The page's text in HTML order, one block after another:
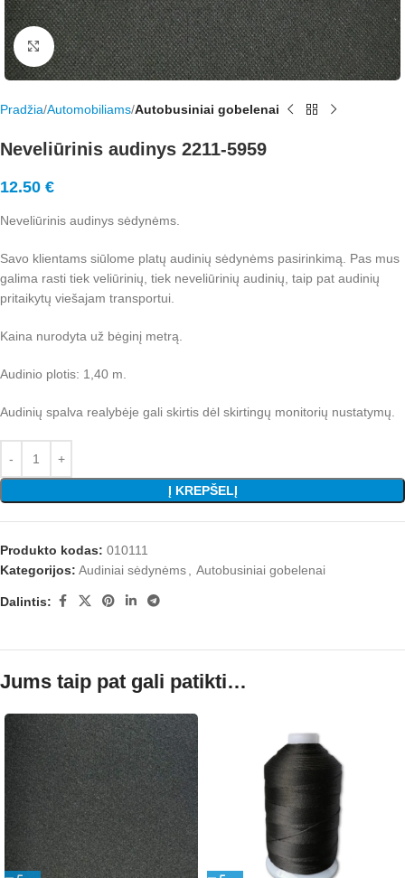
Rodyti nuotrauką visame ekrane
Pradžia Automobiliams Autobusiniai gobelenai
Neveliūrinis audinys 2211-5959
12.50 €
Neveliūrinis audinys sėdynėms.
Savo klientams siūlome platų audinių sėdynėms pasirinkimą. Pas mus
galima rasti tiek veliūrinių, tiek neveliūrinių audinių, taip pat audinių
pritaikytų viešajam transportui.
Kaina nurodyta už bėginį metrą.
Audinio plotis: 1,40 m.
Audinių spalva realybėje gali skirtis dėl skirtingų monitorių nustatymų.
Į KREPŠELĮ
Produkto kodas: 010111
Kategorijos: Audiniai sėdynėms Autobusiniai gobelenai
Dalintis:
Jums taip pat gali patikti…